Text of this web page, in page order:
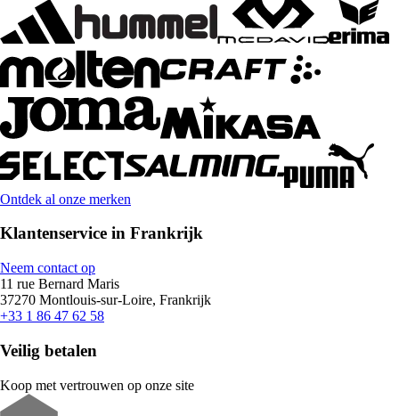
Ontdek al onze merken
Klantenservice in Frankrijk
Neem contact op
11 rue Bernard Maris
37270 Montlouis-sur-Loire, Frankrijk
+33 1 86 47 62 58
Veilig betalen
Koop met vertrouwen op onze site